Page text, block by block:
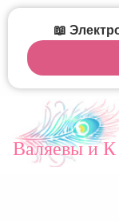
Валяевы и К
📖